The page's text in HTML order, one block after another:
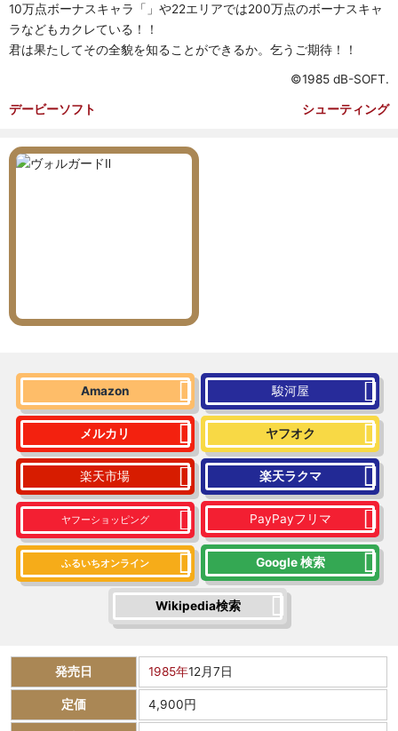
10万点ボーナスキャラ「」や22エリアでは200万点のボーナスキャ
ラなどもカクレている！！
君は果たしてその全貌を知ることができるか。乞うご期待！！
©1985 dB-SOFT.
デービーソフト シューティング
Amazon 駿河屋
メルカリ ヤフオク
楽天市場 楽天ラクマ
ヤフーショッピング PayPayフリマ
ふるいちオンライン Google 検索
Wikipedia検索
発売日 1985年12月7日
定価 4,900円